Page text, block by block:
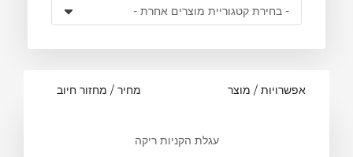
אפשרויות / מוצר מחיר / מחזור חיוב
עגלת הקניות ריקה